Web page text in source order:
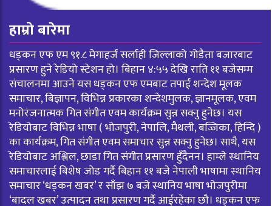
हाम्रो बारेमा
धड्कन एफ एम ९१.८ मेगाहर्ज सर्लाही जिल्लाको गोडैता बजारबाट
प्रसारण हुने रेडियो स्टेशन हो। बिहान ४:५५ देखि राति ११ बजेसम्म
संचालनमा आउने यस धड्कन एफ एमबाट तपाई शन्देश मूलक
समाचार, बिज्ञापन, विभिन्न प्रकारका शन्देशमुलक, ज्ञानमूलक, एवम
मनोरंजनात्मक गित संगीत एवम कार्यक्रम सुन्न सक्नु हुनेछ। यस
रेडियोबाट विभिन्न भाषा ( भोजपुरी, नेपालि, मैथली, बज्जिका, हिन्दि )
का कार्यक्रम, गित संगीत एवम समाचार सुन्न सक्नु हुनेछ। साथै, यस
रेडियोबाट अश्लिल, छाडा गित संगीत प्रसारण हुँदैनन। हाम्ले स्थानिय
समाचारलाई बिशेष जोड गर्दै बिहान ११ बजे नेपाली भाषामा स्थानिय
समाचार ‘धड्कन खबर’ र साँझ ७ बजे स्थानिय भाषा भोजपुरीमा
‘बादल खबर’ उत्पादन तथा प्रसारण गर्दै आईरहेका छौ। धड्कन एफ